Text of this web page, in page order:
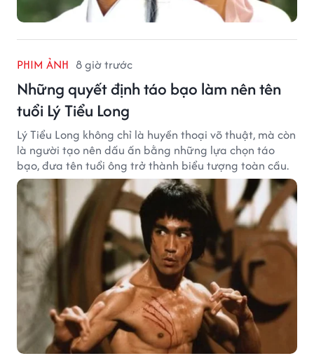
PHIM ẢNH 8 giờ trước
Những quyết định táo bạo làm nên tên
tuổi Lý Tiểu Long
Lý Tiểu Long không chỉ là huyền thoại võ thuật, mà còn
là người tạo nên dấu ấn bằng những lựa chọn táo
bạo, đưa tên tuổi ông trở thành biểu tượng toàn cầu.